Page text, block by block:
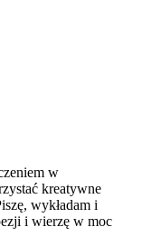
w
kreatywne
wykładam i
i wierzę w moc